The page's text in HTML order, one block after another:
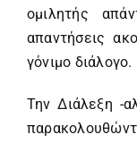
ομιλητής
απαντήσεις
γόνιμο διάλογο.
Την Διάλεξη -